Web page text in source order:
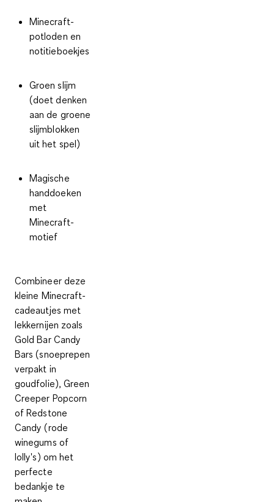
Minecraft-
potloden en
notitieboekjes
Groen slijm
(doet denken
aan de groene
slijmblokken
uit het spel)
Magische
handdoeken
met
Minecraft-
motief
Combineer deze
kleine Minecraft-
cadeautjes met
lekkernijen zoals
Gold Bar Candy
Bars (snoeprepen
verpakt in
goudfolie), Green
Creeper Popcorn
of Redstone
Candy (rode
winegums of
lolly's) om het
perfecte
bedankje te